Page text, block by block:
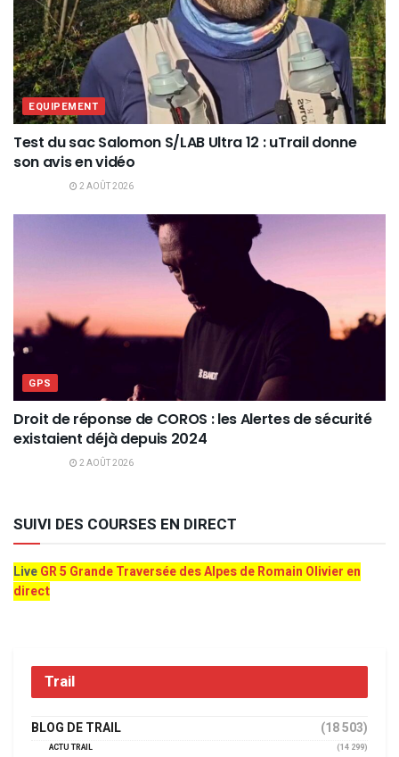
EQUIPEMENT
Test du sac Salomon S/LAB Ultra 12 : uTrail donne
son avis en vidéo
2 AOÛT 2026
GPS
Droit de réponse de COROS : les Alertes de sécurité
existaient déjà depuis 2024
2 AOÛT 2026
SUIVI DES COURSES EN DIRECT
LiveGR 5 Grande Traversée des Alpes de Romain Olivier en
direct
Trail
BLOG DE TRAIL (18 503)
ACTU TRAIL
(14 299)